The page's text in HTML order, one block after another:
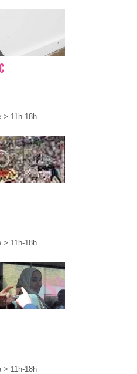
> 11h-18h
> 11h-18h
> 11h-18h